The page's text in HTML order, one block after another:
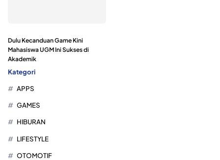
Dulu Kecanduan Game Kini
Mahasiswa UGM Ini Sukses di
Akademik
Kategori
APPS
GAMES
HIBURAN
LIFESTYLE
OTOMOTIF